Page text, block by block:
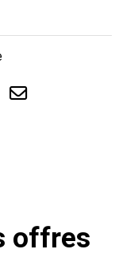
offres